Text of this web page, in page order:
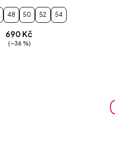
48 50 52 54
690 Kč
(–36 %)